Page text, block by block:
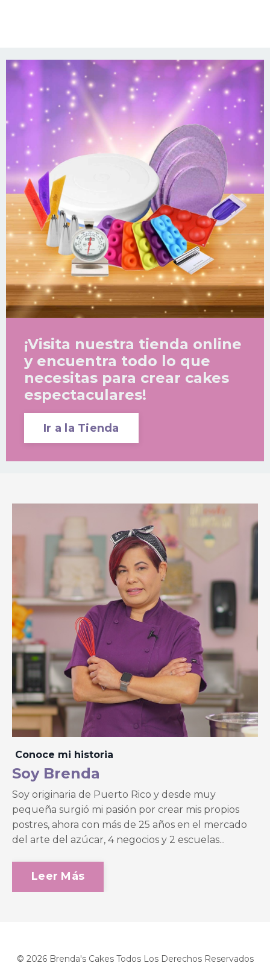
¡Visita nuestra tienda online
y encuentra todo lo que
necesitas para crear cakes
espectaculares!
Ir a la Tienda
Conoce mi historia
Soy Brenda
Soy originaria de Puerto Rico y desde muy
pequeña surgió mi pasión por crear mis propios
postres, ahora con más de 25 años en el mercado
del arte del azúcar, 4 negocios y 2 escuelas...
Leer Más
© 2026 Brenda's Cakes Todos Los Derechos Reservados